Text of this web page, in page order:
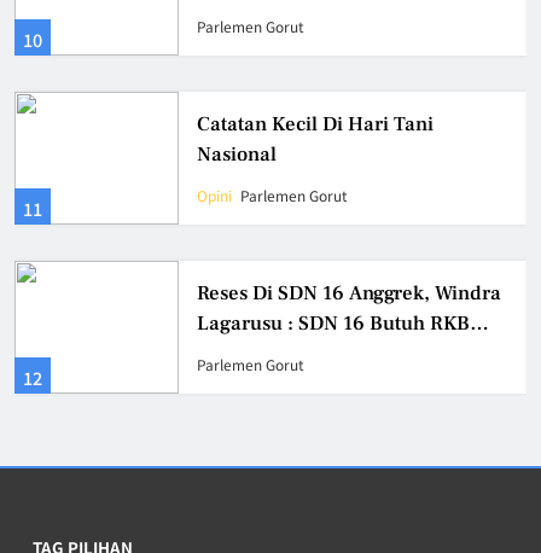
10
BMD Di Kemendagri RI
Parlemen Gorut
11
Catatan Kecil Di Hari Tani
Nasional
Opini Parlemen Gorut
12
Reses Di SDN 16 Anggrek, Windra
Lagarusu : SDN 16 Butuh RKB
dan Ruang Perpustakaan
Parlemen Gorut
TAG PILIHAN